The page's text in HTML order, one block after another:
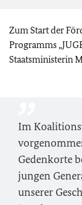
Zum Start der
Programms
Staatsministerin
Im
Gedenkorte
jungen
unserer